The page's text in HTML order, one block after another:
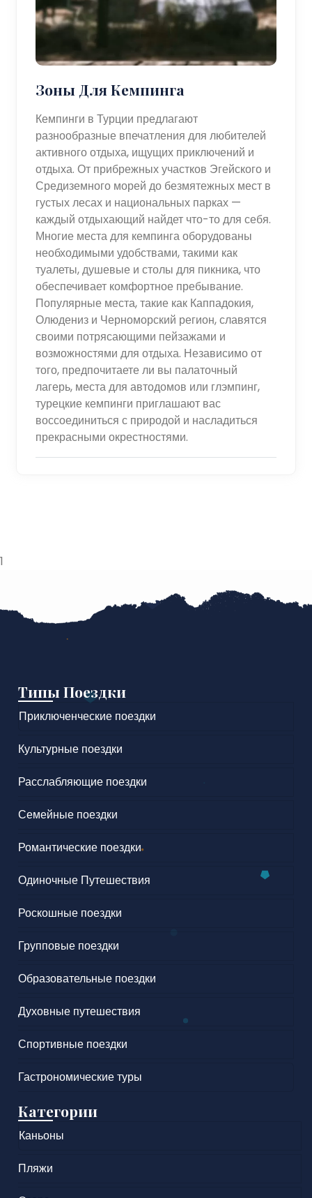
Зоны Для Кемпинга
Кемпинги в Турции предлагают
разнообразные впечатления для любителей
активного отдыха, ищущих приключений и
отдыха. От прибрежных участков Эгейского и
Средиземного морей до безмятежных мест в
густых лесах и национальных парках —
каждый отдыхающий найдет что-то для себя.
Многие места для кемпинга оборудованы
необходимыми удобствами, такими как
туалеты, душевые и столы для пикника, что
обеспечивает комфортное пребывание.
Популярные места, такие как Каппадокия,
Олюдениз и Черноморский регион, славятся
своими потрясающими пейзажами и
возможностями для отдыха. Независимо от
того, предпочитаете ли вы палаточный
лагерь, места для автодомов или глэмпинг,
турецкие кемпинги приглашают вас
воссоединиться с природой и насладиться
прекрасными окрестностями.
1
Типы Поездки
Приключенческие поездки
Культурные поездки
Расслабляющие поездки
Семейные поездки
Романтические поездки
Одиночные Путешествия
Роскошные поездки
Групповые поездки
Образовательные поездки
Духовные путешествия
Спортивные поездки
Гастрономические туры
Категории
Каньоны
Пляжи